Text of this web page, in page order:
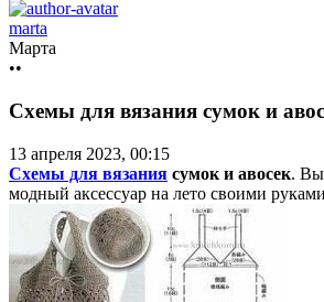
marta
Марта
••
Схемы для вязания сумок и
13 апреля 2023, 00:15
Схемы для вязания сумок и авосек. Вы
модный аксессуар на лето своими